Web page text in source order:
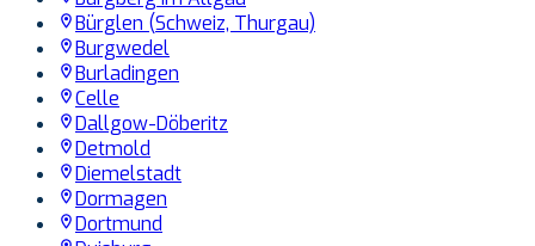
Bürglen (Schweiz, Thurgau)
Burgwedel
Burladingen
Celle
Dallgow-Döberitz
Detmold
Diemelstadt
Dormagen
Dortmund